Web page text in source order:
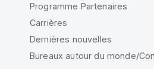
Programme Partenaires
Carrières
Dernières nouvelles
Bureaux autour du monde/